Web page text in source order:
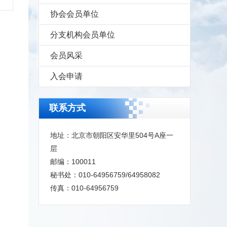
协会会员单位
分支机构会员单位
会员风采
入会申请
联系方式
地址：北京市朝阳区安华里504号A座一
层
邮编：100011
秘书处：010-64956759/64958082
传真：010-64956759